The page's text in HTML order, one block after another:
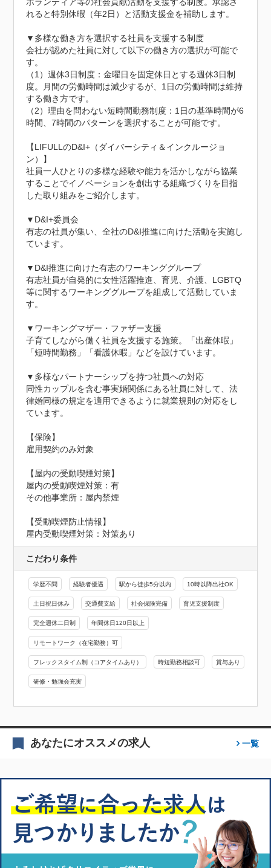
れると特別休暇（年2日）と活動支援金を補助します。
▼多様な働き方を選択する社員を支援する制度
会社が認めた社員に対して以下の働き方の選択が可能で
す。
（1）週休3日制度：金曜日を固定休日とする週休3日制
度。月間の労働時間は減少するが、1日の労働時間は維持
する働き方です。
（2）理由を問わない短時間勤務制度：1日の基準時間が6
時間、7時間のパターンを選択することが可能です。
【LIFULLのD&I+（ダイバーシティ＆インクルージョ
ン）】
社員一人ひとりの多様な経験や能力を活かしながら協業
することでイノベーションを創出する組織づくりを目指
した取り組みをご紹介します。
▼D&I+委員会
有志の社員が集い、全社のD&I推進に向けた活動を実施し
ています。
▼D&I推進に向けた有志のワーキンググループ
有志社員が自発的に女性活躍推進、育児、介護、LGBTQ
等に関するワーキンググループを組成して活動していま
す。
▼ワーキングマザー・ファザー支援
子育てしながら働く社員を支援する施策。「出産休暇」
「短時間勤務」「看護休暇」などを設けています。
▼多様なパートナーシップを持つ社員への対応
同性カップルを含む事実婚関係にある社員に対して、法
律婚同様の規定を適用できるように就業規則の対応をし
ています。
【保険】
雇用契約のみ対象
【屋内の受動喫煙対策】
屋内の受動喫煙対策：有
その他事業所：屋内禁煙
【受動喫煙防止情報】
屋内受動喫煙対策：対策あり
こだわり条件
学歴不問 経験者優遇 駅から徒歩5分以内 10時以降出社OK
土日祝日休み 交通費支給 社会保険完備 育児支援制度
完全週休二日制 年間休日120日以上
リモートワーク（在宅勤務）可
フレックスタイム制（コアタイムあり） 時短勤務相談可 賞与あり
研修・勉強会充実
あなたにオススメの求人 一覧